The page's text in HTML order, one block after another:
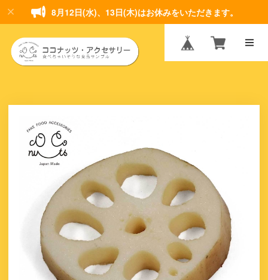
8月12日(水)、13日(木)はお休みをいただきます。